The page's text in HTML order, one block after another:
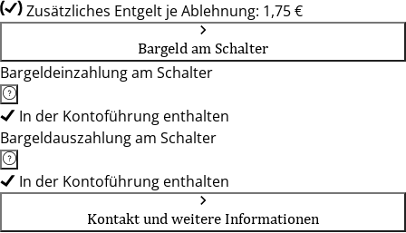
Zusätzliches Entgelt je Ablehnung: 1,75 €
Bargeld am Schalter
Bargeldeinzahlung am Schalter
In der Kontoführung enthalten
Bargeldauszahlung am Schalter
In der Kontoführung enthalten
Kontakt und weitere Informationen